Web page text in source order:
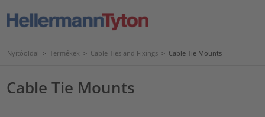
Nyitóoldal > Termékek > Cable Ties and Fixings > Cable Tie Mounts
Cable Tie Mounts